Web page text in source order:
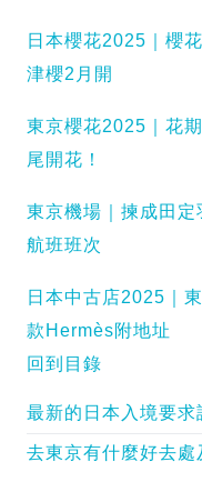
日本櫻花2025｜櫻
津櫻2月開
東京櫻花2025｜花
尾開花！
東京機場｜揀成田
航班班次
日本中古店2025｜
款Hermès附地址
回到目錄
最新的日本入境要求
去東京有什麼好去處